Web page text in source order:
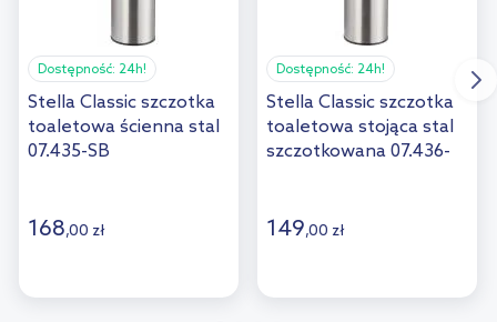
Dostępność: 24h!
Stella Classic szczotka
toaletowa ścienna stal
07.435-SB
168,00 zł
Dostępność: 24h!
Stella Classic szczotka
toaletowa stojąca stal
szczotkowana 07.436-
149,00 zł